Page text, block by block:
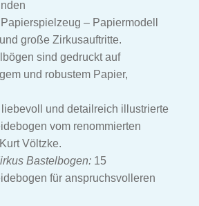
– Papiermodell
große Zirkusauftritte.
sind gedruckt auf
und robustem Papier,
und detailreich illustrierte
vom renommierten
Völtzke.
Bastelbogen:15
für anspruchsvolleren